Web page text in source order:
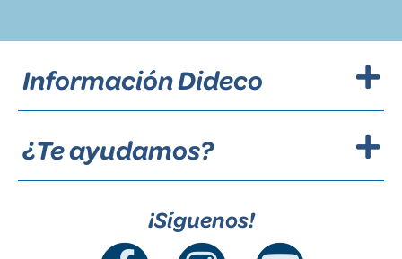
Información Dideco
¿Te ayudamos?
¡Síguenos!